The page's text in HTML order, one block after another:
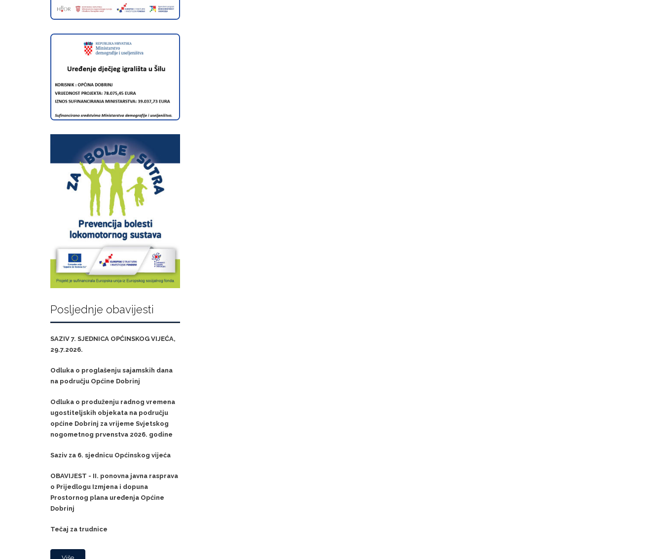
Posljednje obavijesti
SAZIV 7. SJEDNICA OPĆINSKOG VIJEĆA,
29.7.2026.
Odluka o proglašenju sajamskih dana
na području Općine Dobrinj
Odluka o produženju radnog vremena
ugostiteljskih objekata na području
općine Dobrinj za vrijeme Svjetskog
nogometnog prvenstva 2026. godine
Saziv za 6. sjednicu Općinskog vijeća
OBAVIJEST - II. ponovna javna rasprava
o Prijedlogu Izmjena i dopuna
Prostornog plana uređenja Općine
Dobrinj
Tečaj za trudnice